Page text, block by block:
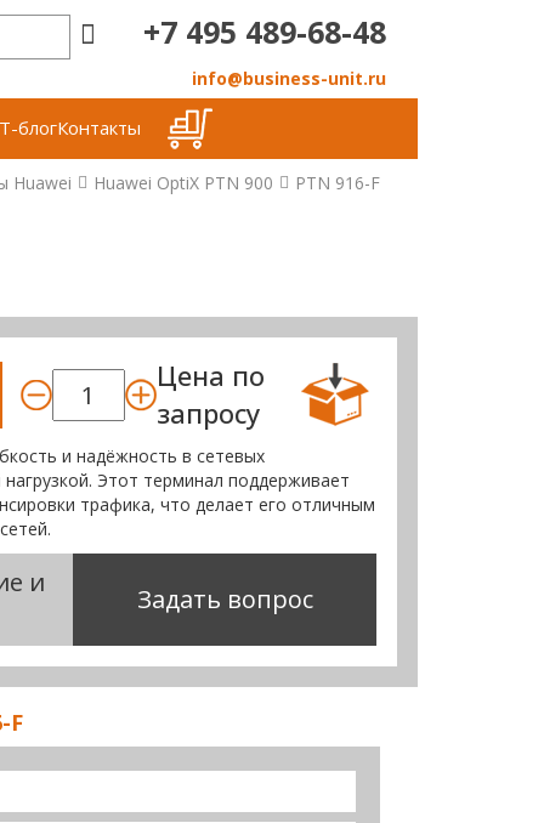
+7 495 489-68-48
info@business-unit.ru
блогКонтакты
Huawei Huawei OptiX PTN 900 PTN 916-F
Цена по
запросу
и надёжность в сетевых
Этот терминал поддерживает
трафика, что делает его отличным
и
Задать вопрос
F